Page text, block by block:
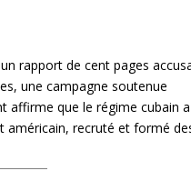
rapport de cent pages
une campagne soutenue
affirme que le régime cubain
américain, recruté et formé